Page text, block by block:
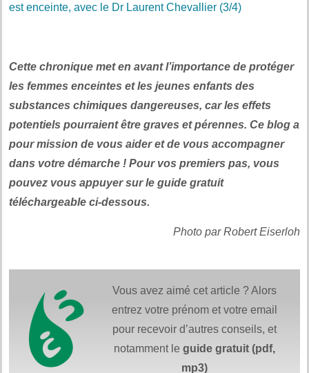
est enceinte, avec le Dr Laurent Chevallier (3/4)
Cette chronique met en avant l’importance de protéger
les femmes enceintes et les jeunes enfants des
substances chimiques dangereuses, car les effets
potentiels pourraient être graves et pérennes. Ce blog a
pour mission de vous aider et de vous accompagner
dans votre démarche ! Pour vos premiers pas, vous
pouvez vous appuyer sur le guide gratuit
téléchargeable ci-dessous.
Photo par Robert Eiserloh
Vous avez aimé cet article ? Alors
entrez votre prénom et votre email
pour recevoir d’autres conseils, et
notamment le guide gratuit (pdf,
mp3)